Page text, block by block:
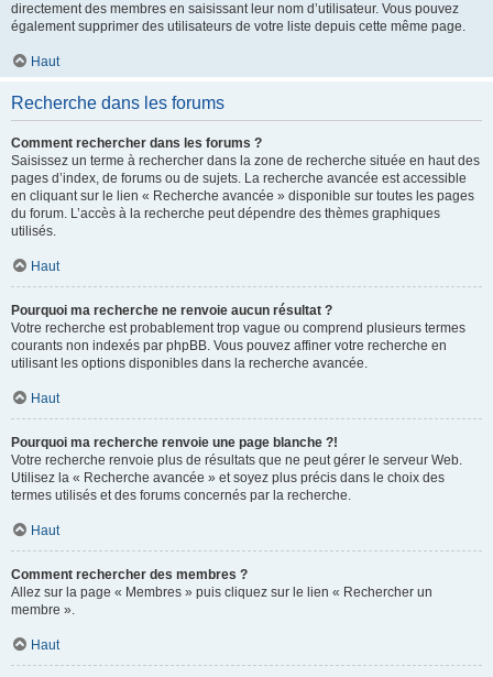
directement des membres en saisissant leur nom d’utilisateur. Vous pouvez
également supprimer des utilisateurs de votre liste depuis cette même page.
Haut
Recherche dans les forums
Comment rechercher dans les forums ?
Saisissez un terme à rechercher dans la zone de recherche située en haut des
pages d’index, de forums ou de sujets. La recherche avancée est accessible
en cliquant sur le lien « Recherche avancée » disponible sur toutes les pages
du forum. L’accès à la recherche peut dépendre des thèmes graphiques
utilisés.
Haut
Pourquoi ma recherche ne renvoie aucun résultat ?
Votre recherche est probablement trop vague ou comprend plusieurs termes
courants non indexés par phpBB. Vous pouvez affiner votre recherche en
utilisant les options disponibles dans la recherche avancée.
Haut
Pourquoi ma recherche renvoie une page blanche ?!
Votre recherche renvoie plus de résultats que ne peut gérer le serveur Web.
Utilisez la « Recherche avancée » et soyez plus précis dans le choix des
termes utilisés et des forums concernés par la recherche.
Haut
Comment rechercher des membres ?
Allez sur la page « Membres » puis cliquez sur le lien « Rechercher un
membre ».
Haut